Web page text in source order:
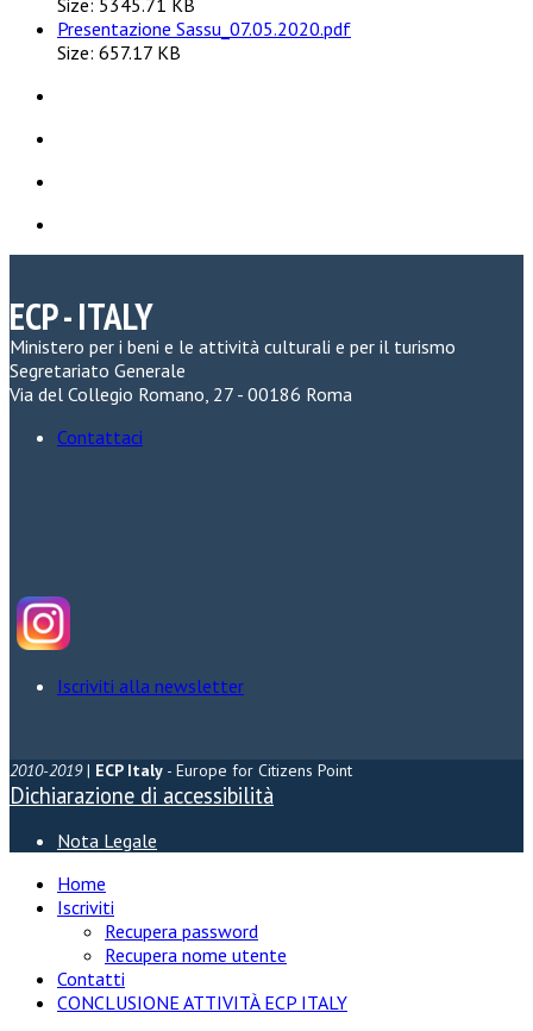
Presentazione Sassu_07.05.2020.pdf
Size: 657.17 KB
ECP - ITALY
Ministero per i beni e le attività culturali e per il turismo
Segretariato Generale
Via del Collegio Romano, 27 - 00186 Roma
Contattaci
Iscriviti alla newsletter
2010-2019| ECP Italy - Europe for Citizens Point
Dichiarazione di accessibilità
Nota Legale
Home
Iscriviti
Recupera password
Recupera nome utente
Contatti
CONCLUSIONE ATTIVITÀ ECP ITALY